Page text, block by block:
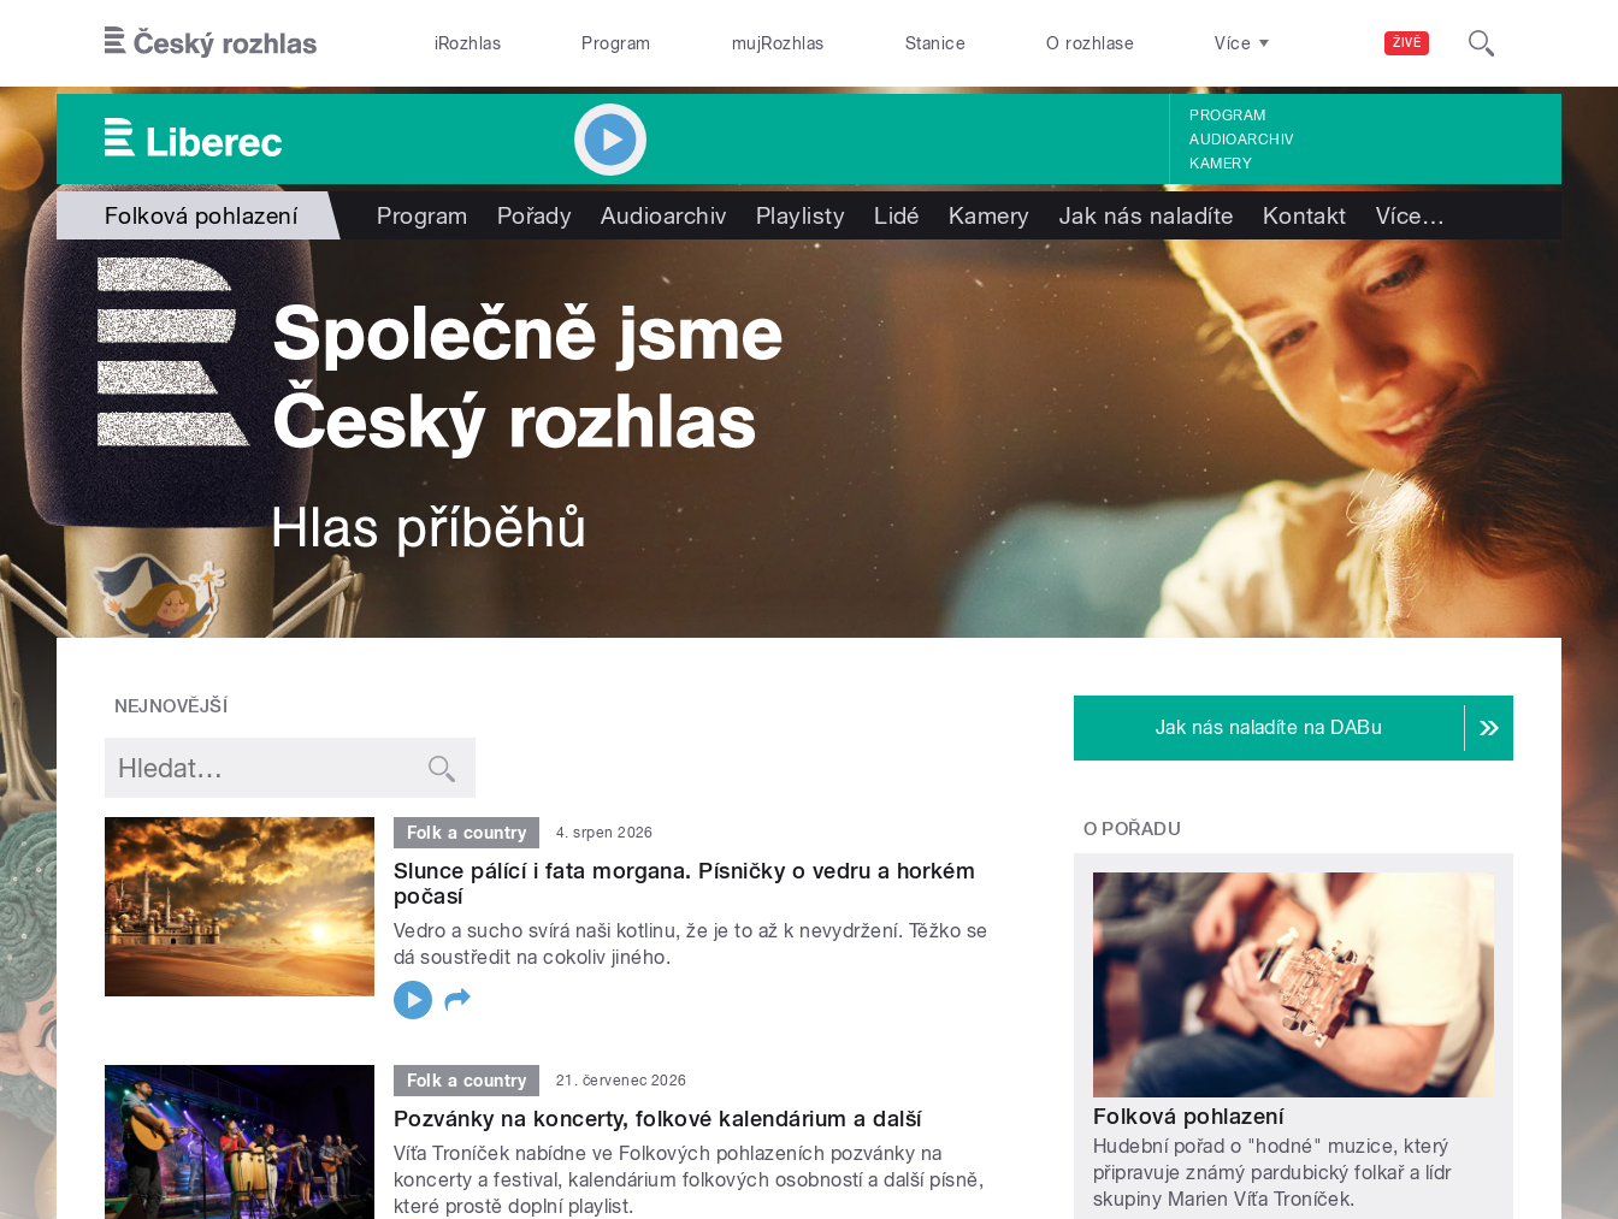
ŽIVĚ
iRozhlas Program mujRozhlas Stanice O rozhlase Více
PROGRAM
AUDIOARCHIV
KAMERY
Folková pohlazení Program Pořady Audioarchiv Playlisty Lidé Kamery Jak nás naladíte Kontakt Více…
NEJNOVĚJŠÍ
Folk a country 4. srpen 2026
Slunce pálící i fata morgana. Písničky o vedru a horkém
počasí
Vedro a sucho svírá naši kotlinu, že je to až k nevydržení. Těžko se
dá soustředit na cokoliv jiného.
Folk a country 21. červenec 2026
Pozvánky na koncerty, folkové kalendárium a další
Víťa Troníček nabídne ve Folkových pohlazeních pozvánky na
koncerty a festival, kalendárium folkových osobností a další písně,
které prostě doplní playlist.
Jak nás naladíte na DABu
O POŘADU
Folková pohlazení
Hudební pořad o "hodné" muzice, který
připravuje známý pardubický folkař a lídr
skupiny Marien Víťa Troníček.